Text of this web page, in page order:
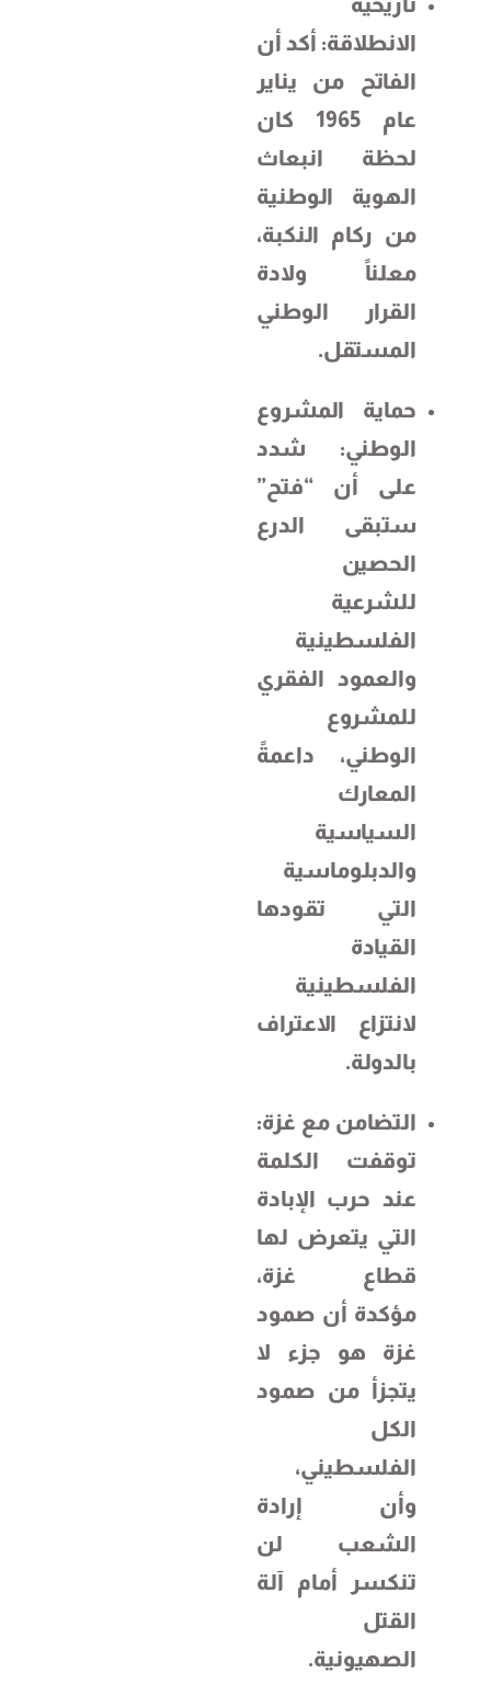
الانطلاقة: أكد أن
الفاتح من يناير
عام 1965 كان
لحظة انبعاث
الهوية الوطنية
من ركام النكبة،
معلناً ولادة
القرار الوطني
المستقل.
حماية المشروع
الوطني: شدد
على أن “فتح”
ستبقى الدرع
الحصين
للشرعية
الفلسطينية
والعمود الفقري
للمشروع
الوطني، داعمةً
المعارك
السياسية
والدبلوماسية
التي تقودها
القيادة
الفلسطينية
لانتزاع الاعتراف
بالدولة.
التضامن مع غزة:
توقفت الكلمة
عند حرب الإبادة
التي يتعرض لها
قطاع غزة،
مؤكدة أن صمود
غزة هو جزء لا
يتجزأ من صمود
الكل
الفلسطيني،
وأن إرادة
الشعب لن
تنكسر أمام آلة
القتل
الصهيونية.